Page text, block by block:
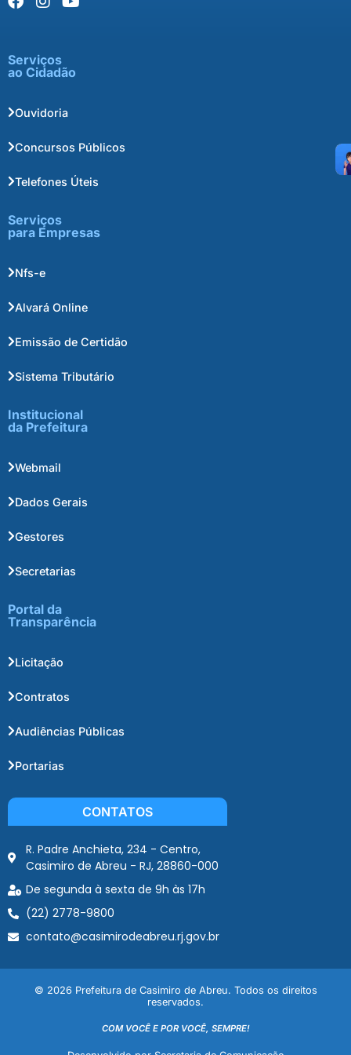
Serviços
ao Cidadão
Ouvidoria
Concursos Públicos
Telefones Úteis
Serviços
para Empresas
Nfs-e
Alvará Online
Emissão de Certidão
Sistema Tributário
Institucional
da Prefeitura
Webmail
Dados Gerais
Gestores
Secretarias
Portal da
Transparência
Licitação
Contratos
Audiências Públicas
Portarias
CONTATOS
R. Padre Anchieta, 234 - Centro,
Casimiro de Abreu - RJ, 28860-000
De segunda à sexta de 9h às 17h
(22) 2778-9800
contato@casimirodeabreu.rj.gov.br
© 2026 Prefeitura de Casimiro de Abreu. Todos os direitos
reservados.
COM VOCÊ E POR VOCÊ, SEMPRE!